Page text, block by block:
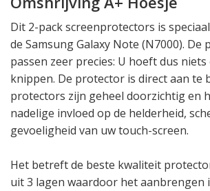
Dit 2-pack screenprotectors is
de Samsung Galaxy Note (N7000). De
passen zeer precies: U hoeft dus
knippen. De protector is direct aan te
protectors zijn geheel doorzichtig en
nadelige invloed op de helderheid,
gevoeligheid van uw touch-screen.
Het betreft de beste kwaliteit
uit 3 lagen waardoor het aanbrengen